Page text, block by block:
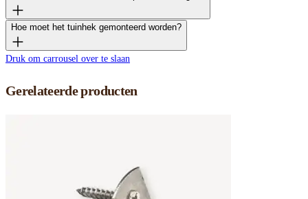
Hoe moet het tuinhek gemonteerd worden?
Druk om carrousel over te slaan
Gerelateerde producten